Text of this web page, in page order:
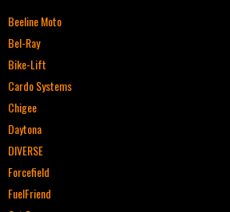
Beeline Moto
Bel-Ray
Bike-Lift
Cardo Systems
Chigee
Daytona
DIVERSE
Forcefield
FuelFriend